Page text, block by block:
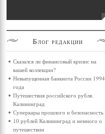
Блог редакции
Сказался ли финансовый кризис на
вашей коллекции?
Невыпущенная банкнота России 1994
года
Путешествия российского рубля.
Калининград
Суперкары прошлого и безопасность
10 рублей Калининград и немного о
путешествии